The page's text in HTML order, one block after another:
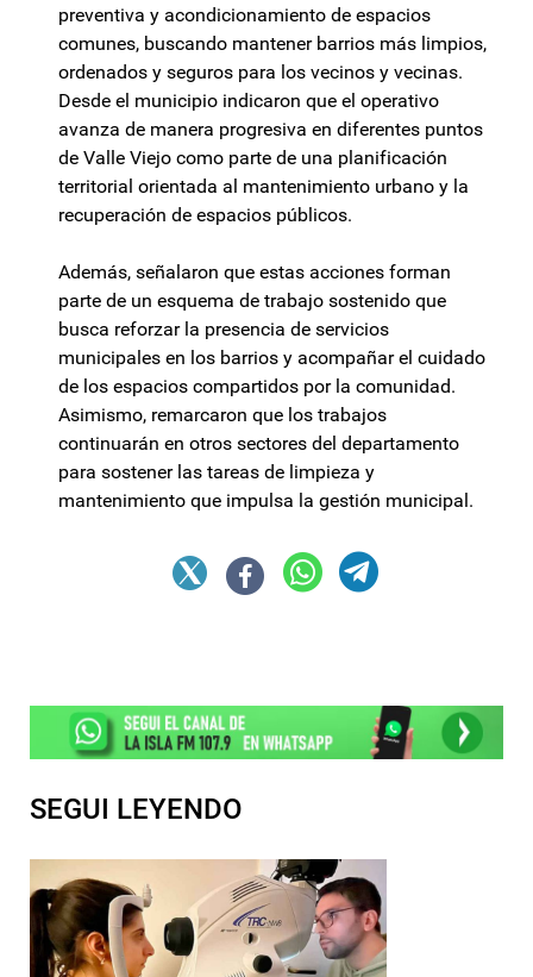
preventiva y acondicionamiento de espacios
comunes, buscando mantener barrios más limpios,
ordenados y seguros para los vecinos y vecinas.
Desde el municipio indicaron que el operativo
avanza de manera progresiva en diferentes puntos
de Valle Viejo como parte de una planificación
territorial orientada al mantenimiento urbano y la
recuperación de espacios públicos.
Además, señalaron que estas acciones forman
parte de un esquema de trabajo sostenido que
busca reforzar la presencia de servicios
municipales en los barrios y acompañar el cuidado
de los espacios compartidos por la comunidad.
Asimismo, remarcaron que los trabajos
continuarán en otros sectores del departamento
para sostener las tareas de limpieza y
mantenimiento que impulsa la gestión municipal.
SEGUI LEYENDO